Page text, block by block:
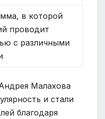
в которой
проводит
с различными
Малахова
и стали
благодаря